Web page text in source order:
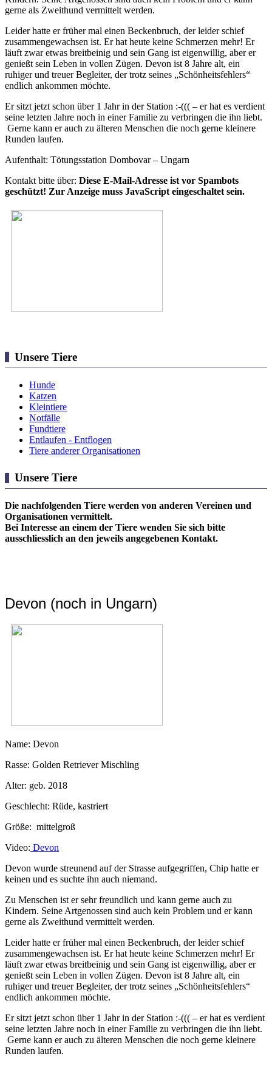
gerne als Zweithund vermittelt werden.
Leider hatte er früher mal einen Beckenbruch, der leider schief
zusammengewachsen ist. Er hat heute keine Schmerzen mehr! Er
läuft zwar etwas breitbeinig und sein Gang ist eigenwillig, aber er
genießt sein Leben in vollen Zügen. Devon ist 8 Jahre alt, ein
ruhiger und treuer Begleiter, der trotz seines „Schönheitsfehlers“
endlich ankommen möchte.
Er sitzt jetzt schon über 1 Jahr in der Station :-((( – er hat es verdient
seine letzten Jahre noch in einer Familie zu verbringen die ihn liebt.
Gerne kann er auch zu älteren Menschen die noch gerne kleinere
Runden laufen.
Aufenthalt: Tötungsstation Dombovar – Ungarn
Kontakt bitte über: Diese E-Mail-Adresse ist vor Spambots
geschützt! Zur Anzeige muss JavaScript eingeschaltet sein.
Unsere Tiere
Hunde
Katzen
Kleintiere
Notfälle
Fundtiere
Entlaufen - Entflogen
Tiere anderer Organisationen
Unsere Tiere
Die nachfolgenden Tiere werden von anderen Vereinen und
Organisationen vermittelt.
Bei Interesse an einem der Tiere wenden Sie sich bitte
ausschliesslich an den jeweils angegebenen Kontakt.
Devon (noch in Ungarn)
Name: Devon
Rasse: Golden Retriever Mischling
Alter: geb. 2018
Geschlecht: Rüde, kastriert
Größe: mittelgroß
Video: Devon
Devon wurde streunend auf der Strasse aufgegriffen, Chip hatte er
keinen und es suchte ihn auch niemand.
Zu Menschen ist er sehr freundlich und kann gerne auch zu
Kindern. Seine Artgenossen sind auch kein Problem und er kann
gerne als Zweithund vermittelt werden.
Leider hatte er früher mal einen Beckenbruch, der leider schief
zusammengewachsen ist. Er hat heute keine Schmerzen mehr! Er
läuft zwar etwas breitbeinig und sein Gang ist eigenwillig, aber er
genießt sein Leben in vollen Zügen. Devon ist 8 Jahre alt, ein
ruhiger und treuer Begleiter, der trotz seines „Schönheitsfehlers“
endlich ankommen möchte.
Er sitzt jetzt schon über 1 Jahr in der Station :-((( – er hat es verdient
seine letzten Jahre noch in einer Familie zu verbringen die ihn liebt.
Gerne kann er auch zu älteren Menschen die noch gerne kleinere
Runden laufen.